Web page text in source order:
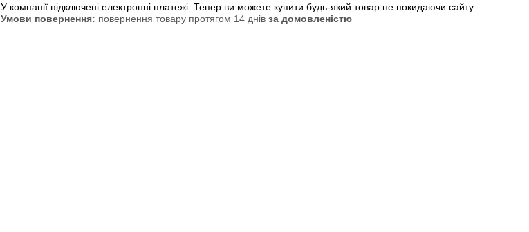
У компанії підключені електронні платежі. Тепер ви можете купити будь-який товар не покидаючи сайту.
повернення товару протягом 14 днів за домовленістю